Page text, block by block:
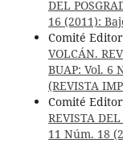
DEL
16 (2011):
Comité
VOLCÁN.
BUAP: Vol. 6
(REVISTA
Comité
REVISTA
11 Núm. 18